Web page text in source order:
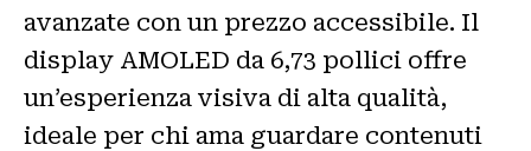
avanzate con un prezzo accessibile. Il
display AMOLED da 6,73 pollici offre
un’esperienza visiva di alta qualità,
ideale per chi ama guardare contenuti